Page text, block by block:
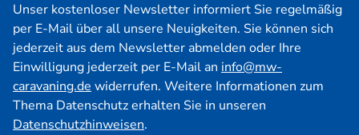
Unser kostenloser Newsletter informiert Sie regelmäßig
per E-Mail über all unsere Neuigkeiten. Sie können sich
jederzeit aus dem Newsletter abmelden oder Ihre
Einwilligung jederzeit per E-Mail an info@mw-
caravaning.de widerrufen. Weitere Informationen zum
Thema Datenschutz erhalten Sie in unseren
Datenschutzhinweisen.